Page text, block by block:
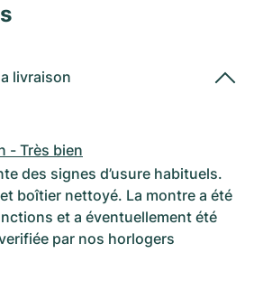
livraison
- Très bien
des signes d’usure habituels.
boîtier nettoyé. La montre a été
et a éventuellement été
par nos horlogers